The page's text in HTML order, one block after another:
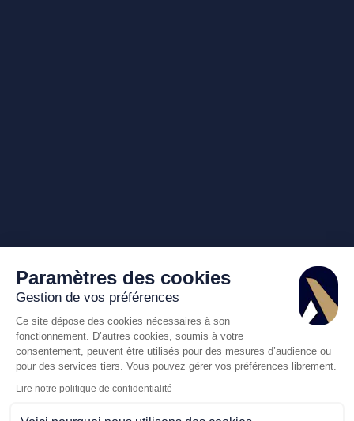
Paramètres des cookies
Gestion de vos préférences
Ce site dépose des cookies nécessaires à son
fonctionnement. D’autres cookies, soumis à votre
consentement, peuvent être utilisés pour des mesures d’audience ou
pour des services tiers. Vous pouvez gérer vos préférences librement.
Lire notre politique de confidentialité